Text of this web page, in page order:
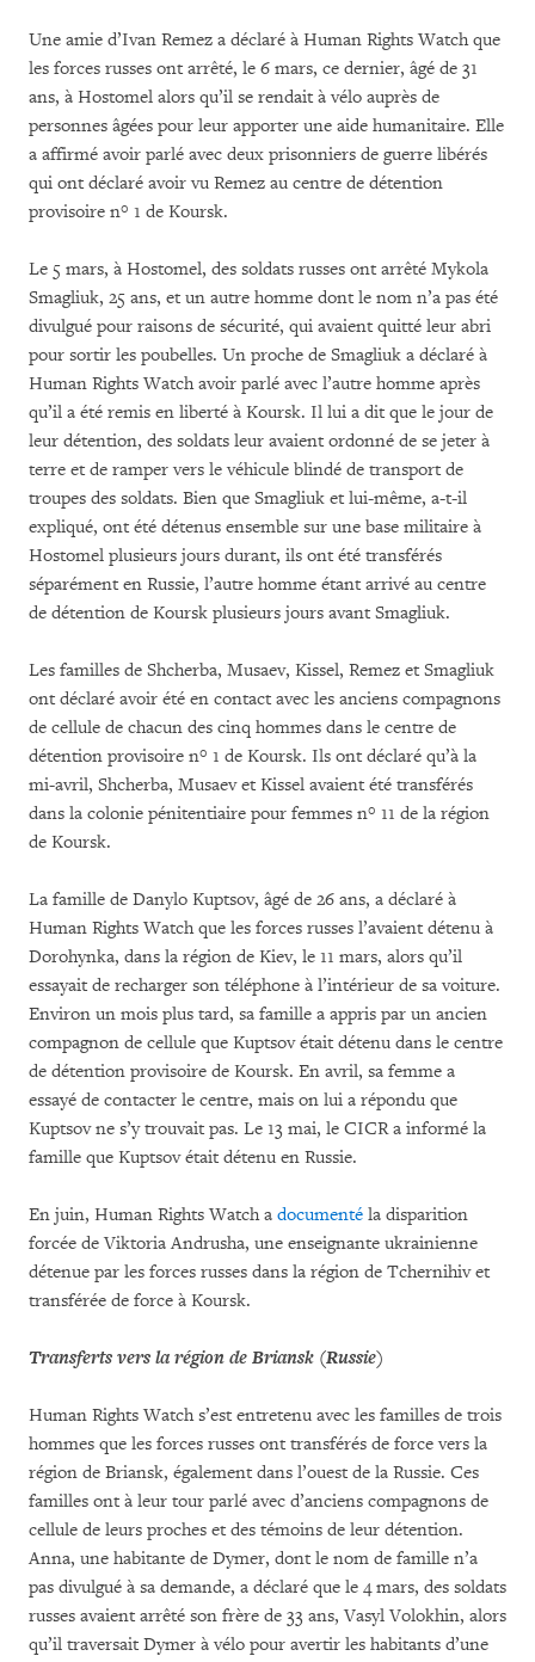
Une amie d’Ivan Remez a déclaré à Human Rights Watch que
les forces russes ont arrêté, le 6 mars, ce dernier, âgé de 31
ans, à Hostomel alors qu’il se rendait à vélo auprès de
personnes âgées pour leur apporter une aide humanitaire. Elle
a affirmé avoir parlé avec deux prisonniers de guerre libérés
qui ont déclaré avoir vu Remez au centre de détention
provisoire n° 1 de Koursk.
Le 5 mars, à Hostomel, des soldats russes ont arrêté Mykola
Smagliuk, 25 ans, et un autre homme dont le nom n’a pas été
divulgué pour raisons de sécurité, qui avaient quitté leur abri
pour sortir les poubelles. Un proche de Smagliuk a déclaré à
Human Rights Watch avoir parlé avec l’autre homme après
qu’il a été remis en liberté à Koursk. Il lui a dit que le jour de
leur détention, des soldats leur avaient ordonné de se jeter à
terre et de ramper vers le véhicule blindé de transport de
troupes des soldats. Bien que Smagliuk et lui-même, a-t-il
expliqué, ont été détenus ensemble sur une base militaire à
Hostomel plusieurs jours durant, ils ont été transférés
séparément en Russie, l’autre homme étant arrivé au centre
de détention de Koursk plusieurs jours avant Smagliuk.
Les familles de Shcherba, Musaev, Kissel, Remez et Smagliuk
ont déclaré avoir été en contact avec les anciens compagnons
de cellule de chacun des cinq hommes dans le centre de
détention provisoire n° 1 de Koursk. Ils ont déclaré qu’à la
mi-avril, Shcherba, Musaev et Kissel avaient été transférés
dans la colonie pénitentiaire pour femmes n° 11 de la région
de Koursk.
La famille de Danylo Kuptsov, âgé de 26 ans, a déclaré à
Human Rights Watch que les forces russes l’avaient détenu à
Dorohynka, dans la région de Kiev, le 11 mars, alors qu’il
essayait de recharger son téléphone à l’intérieur de sa voiture.
Environ un mois plus tard, sa famille a appris par un ancien
compagnon de cellule que Kuptsov était détenu dans le centre
de détention provisoire de Koursk. En avril, sa femme a
essayé de contacter le centre, mais on lui a répondu que
Kuptsov ne s’y trouvait pas. Le 13 mai, le CICR a informé la
famille que Kuptsov était détenu en Russie.
En juin, Human Rights Watch a documenté la disparition
forcée de Viktoria Andrusha, une enseignante ukrainienne
détenue par les forces russes dans la région de Tchernihiv et
transférée de force à Koursk.
Transferts vers la région de Briansk (Russie)
Human Rights Watch s’est entretenu avec les familles de trois
hommes que les forces russes ont transférés de force vers la
région de Briansk, également dans l’ouest de la Russie. Ces
familles ont à leur tour parlé avec d’anciens compagnons de
cellule de leurs proches et des témoins de leur détention.
Anna, une habitante de Dymer, dont le nom de famille n’a
pas divulgué à sa demande, a déclaré que le 4 mars, des soldats
russes avaient arrêté son frère de 33 ans, Vasyl Volokhin, alors
qu’il traversait Dymer à vélo pour avertir les habitants d’une